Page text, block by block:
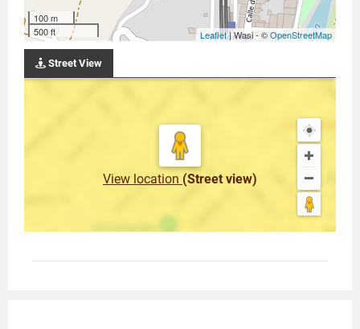
100 m
500 ft
Leaflet| Wasi - ©OpenStreetMap
Street View
View location (Street view)